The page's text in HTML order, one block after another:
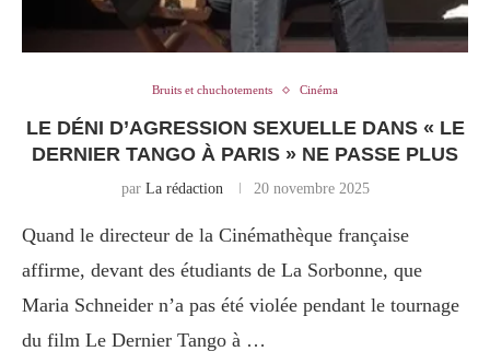
Bruits et chuchotements Cinéma
LE DÉNI D’AGRESSION SEXUELLE DANS « LE
DERNIER TANGO À PARIS » NE PASSE PLUS
par La rédaction 20 novembre 2025
Quand le directeur de la Cinémathèque française
affirme, devant des étudiants de La Sorbonne, que
Maria Schneider n’a pas été violée pendant le tournage
du film Le Dernier Tango à …